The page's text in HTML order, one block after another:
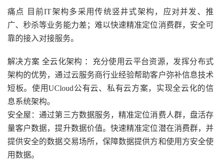
痛点 目前IT架构多采用传统竖井式架构，应对并发、推
广、秒杀等业务能力差；难以快速精准定位消费群，安全可
靠的接入对接服务。
解决方案 全云化架构 ：充分使用云平台资源，发挥分布式
架构的优势，通过云服务商行业经验帮助客户弥补信息技术
短板。使用UCloud公有云、私有云方案，实现全云化的信
息系统架构。
安全屋：通过第三方数据服务，精准定位消费人群，盘活存
量客户数据，提升数据价值。快速精准定位潜在消费群，并
提供安全的数据交易场所，保障数据提供方和使用方安全使
用数据。